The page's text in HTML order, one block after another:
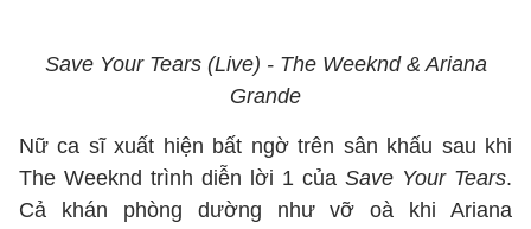
Save Your Tears (Live) - The Weeknd & Ariana
Grande
Nữ ca sĩ xuất hiện bất ngờ trên sân khấu sau khi
The Weeknd trình diễn lời 1 của Save Your Tears.
Cả khán phòng dường như vỡ oà khi Ariana